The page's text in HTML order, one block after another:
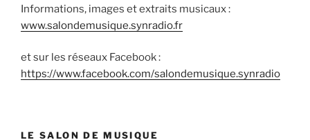
Informations, images et extraits musicaux :
www.salondemusique.synradio.fr
et sur les réseaux Facebook :
https://www.facebook.com/salondemusique.synradio
LE SALON DE MUSIQUE